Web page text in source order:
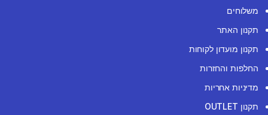
משלוחים
תקנון האתר
תקנון מועדון לקוחות
החלפות והחזרות
מדיניות אחריות
תקנון OUTLET